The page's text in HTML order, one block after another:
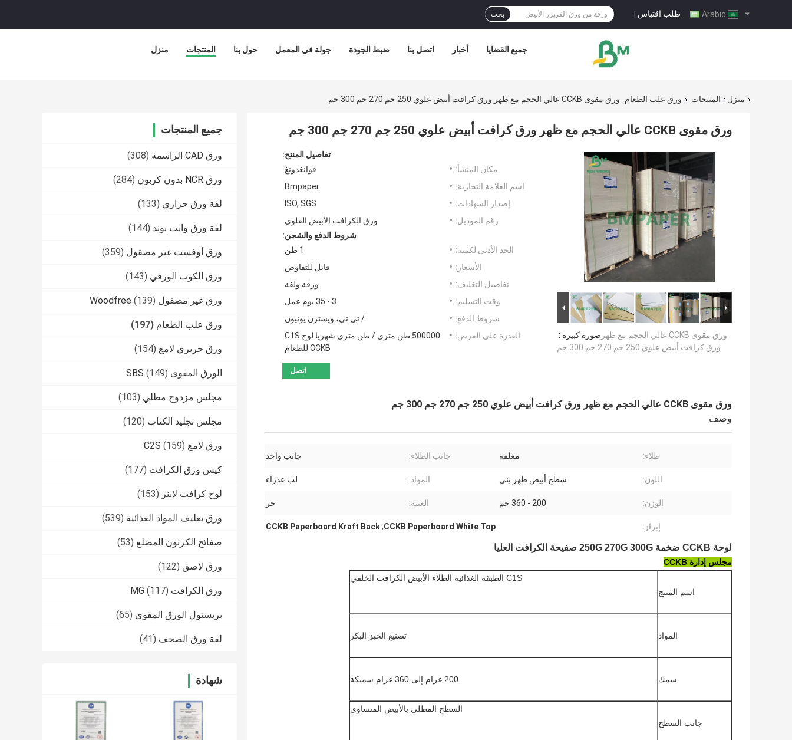
طلب اقتباس | بحث
منزل المنتجات حول بنا جولة في المعمل ضبط الجودة اتصل بنا أخبار جميع القضايا
منزل المنتجات ورق علب الطعام ورق مقوى CCKB عالي الحجم مع ظهر ورق كرافت أبيض علوي 250 جم 270 جم 300 جم
جميع المنتجات
ورق CAD الراسمة (308)
ورق NCR بدون كربون (284)
لفة ورق حراري (133)
لفة ورق وايت بوند (144)
ورق أوفست غير مصقول (359)
ورق الكوب الورقي (143)
ورق غير مصقول Woodfree (139)
ورق علب الطعام (197)
ورق حريري لامع (154)
الورق المقوى SBS (149)
مجلس مزدوج مطلي (103)
مجلس تجليد الكتاب (120)
ورق لامع C2S (159)
كيس ورق الكرافت (177)
لوح كرافت لاينر (153)
ورق تغليف المواد الغذائية (539)
صفائح الكرتون المضلع (53)
ورق لاصق (122)
ورق الكرافت MG (117)
بريستول الورق المقوى (65)
لفة ورق الصحف (41)
شهادة
ورق مقوى CCKB عالي الحجم مع ظهر ورق كرافت أبيض علوي 250 جم 270 جم 300 جم
صورة كبيرة : ورق مقوى CCKB عالي الحجم مع ظهر
ورق كرافت أبيض علوي 250 جم 270 جم 300 جم
تفاصيل المنتج:
مكان المنشأ:
قوانغدونغ
اسم العلامة التجارية:
Bmpaper
إصدار الشهادات:
ISO, SGS
رقم الموديل:
ورق الكرافت الأبيض العلوي
شروط الدفع والشحن:
الحد الأدنى لكمية:
1 طن
الأسعار:
قابل للتفاوض
تفاصيل التغليف:
ورقة ولفة
وقت التسليم:
3 - 35 يوم عمل
شروط الدفع:
/ تي تي، ويسترن يونيون
القدرة على العرض:
500000 طن متري / طن متري شهريا لوح C1S
CCKB للطعام
اتصل
ورق مقوى CCKB عالي الحجم مع ظهر ورق كرافت أبيض علوي 250 جم 270 جم 300 جم
وصف
طلاء: مغلفة جانب الطلاء: جانب واحد
اللون: سطح أبيض ظهر بني المواد: لب عذراء
الوزن: 200 - 360 جم العينة: حر
إبراز: CCKB Paperboard White Top
,
CCKB Paperboard Kraft Back
لوحة CCKB ضخمة 250G 270G 300G صفيحة الكرافت العليا
مجلس إدارة CCKB
اسم المنتج
C1S الطبقة الغذائية الطلاء الأبيض الكرافت الخلفي
المواد تصنيع الخبز البكر
سمك 200 غرام إلى 360 غرام سميكة
جانب السطح
السطح المطلي بالأبيض المتساوي